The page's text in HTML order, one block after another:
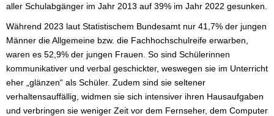
aller Schulabgänger im Jahr 2013 auf 39% im Jahr 2022 gesunken.
Während 2023 laut Statistischem Bundesamt nur 41,7% der jungen
Männer die Allgemeine bzw. die Fachhochschulreife erwarben,
waren es 52,9% der jungen Frauen. So sind Schülerinnen
kommunikativer und verbal geschickter, weswegen sie im Unterricht
eher „glänzen“ als Schüler. Zudem sind sie seltener
verhaltensauffällig, widmen sie sich intensiver ihren Hausaufgaben
und verbringen sie weniger Zeit vor dem Fernseher, dem Computer